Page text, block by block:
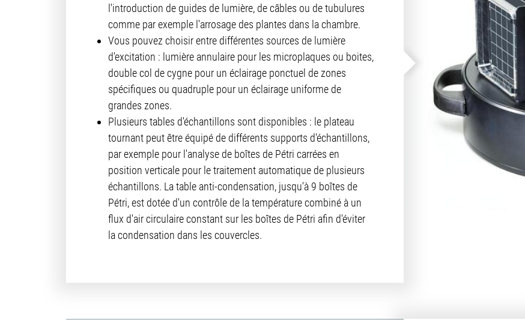
l'introduction de guides de lumière, de câbles ou de tubulures
comme par exemple l'arrosage des plantes dans la chambre.
Vous pouvez choisir entre différentes sources de lumière
d'excitation : lumière annulaire pour les microplaques ou boites,
double col de cygne pour un éclairage ponctuel de zones
spécifiques ou quadruple pour un éclairage uniforme de
grandes zones.
Plusieurs tables d'échantillons sont disponibles : le plateau
tournant peut être équipé de différents supports d'échantillons,
par exemple pour l'analyse de boîtes de Pétri carrées en
position verticale pour le traitement automatique de plusieurs
échantillons. La table anti-condensation, jusqu'à 9 boîtes de
Pétri, est dotée d'un contrôle de la température combiné à un
flux d'air circulaire constant sur les boîtes de Pétri afin d'éviter
la condensation dans les couvercles.